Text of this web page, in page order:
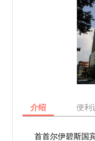
介绍 便利
首首尔伊碧斯国